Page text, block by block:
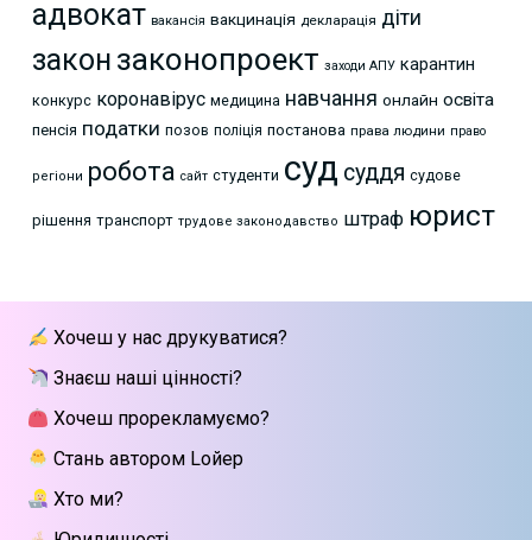
адвокат вакансія вакцинація декларація діти
закон законопроект заходи АПУ карантин
конкурс коронавірус медицина навчання онлайн освіта
пенсія податки позов поліція постанова права людини право
регіони робота сайт студенти суд суддя судове
рішення транспорт трудове законодавство штраф юрист
Хочеш у нас друкуватися?
Знаєш наші цінності?
Хочеш прорекламуємо?
Стань автором Lойер
Хто ми?